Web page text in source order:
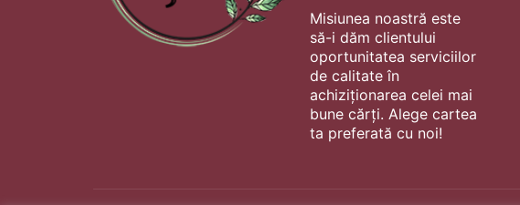
Misiunea noastră este
să-i dăm clientului
oportunitatea serviciilor
de calitate în
achiziționarea celei mai
bune cărți. Alege cartea
ta preferată cu noi!